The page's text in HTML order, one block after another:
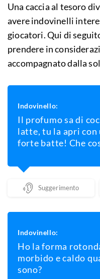
Una caccia al tesoro
avere indovinelli
giocatori. Qui di
prendere in
accompagnato dalla
Indovinello:
Il profumo sa di
latte, tu la apri con
forte batte! Che
Mostra Un Suggerimento
Indovinello:
Ho la forma
morbido e caldo
sono?